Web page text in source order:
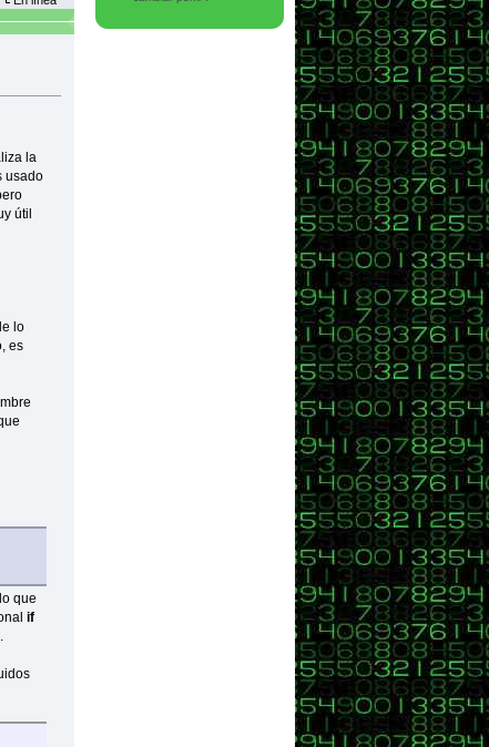
la
usado
útil
lo
es
que
if